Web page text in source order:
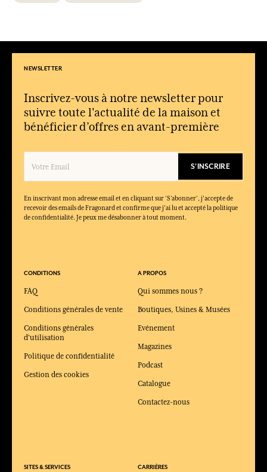
À quel moment porter Fleur de Citronnier ?
La collection convient-elle comme idée cadeau ?
Oui, son univers frais et ses différents formats en font une idée
cadeau élégante et accessible.
NEWSLETTER
Inscrivez-vous à notre newsletter pour
suivre toute l'actualité de la maison et
bénéficier d’offres en avant-première
S'INSCRIRE
En inscrivant mon adresse email et en cliquant sur ‘S’abonner’, j'accepte de
recevoir des emails de Fragonard et confirme que j'ai lu et accepté la politique
de confidentialité. Je peux me désabonner à tout moment.
CONDITIONS
FAQ
Conditions générales de vente
Conditions générales
d'utilisation
Politique de confidentialité
Gestion des cookies
SITES & SERVICES
A PROPOS
Qui sommes nous ?
Boutiques, Usines & Musées
Evénement
Magazines
Podcast
Catalogue
Contactez-nous
CARRIÈRES